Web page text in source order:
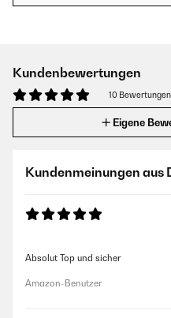
Kundenbewertungen
10 Bewertungen
Eigene
Kundenmeinungen aus
Absolut Top und sicher
Amazon-Benutzer